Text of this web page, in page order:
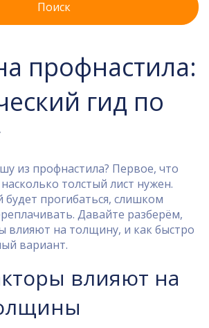
Поиск
профнастила:
гид по
из профнастила? Первое, что
толстый лист нужен.
прогибаться, слишком
Давайте разберём,
влияют на толщину, и как быстро
вариант.
влияют на